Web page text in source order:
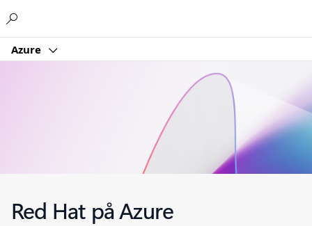
Azure
Red Hat på Azure